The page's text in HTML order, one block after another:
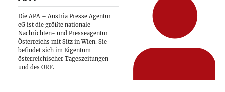
Die APA – Austria Presse Agentur
eG ist die größte nationale
Nachrichten- und Presseagentur
Österreichs mit Sitz in Wien. Sie
befindet sich im Eigentum
österreichischer Tageszeitungen
und des ORF.